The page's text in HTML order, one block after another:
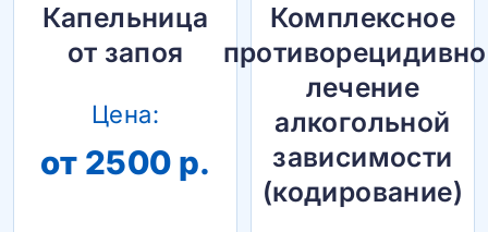
Капельница
от запоя
Цена:
от 2500 р.
Комплексное
лечение
алкогольной
зависимости
(кодирование)